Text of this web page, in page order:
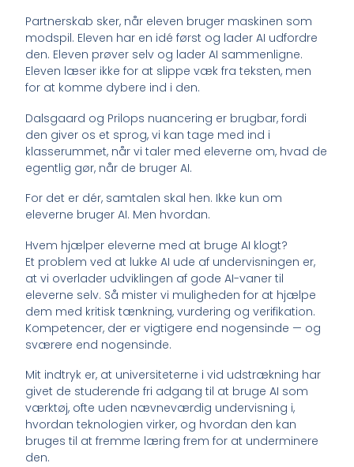
Partnerskab sker, når eleven bruger maskinen som
modspil. Eleven har en idé først og lader AI udfordre
den. Eleven prøver selv og lader AI sammenligne.
Eleven læser ikke for at slippe væk fra teksten, men
for at komme dybere ind i den.
Dalsgaard og Prilops nuancering er brugbar, fordi
den giver os et sprog, vi kan tage med ind i
klasserummet, når vi taler med eleverne om, hvad de
egentlig gør, når de bruger AI.
For det er dér, samtalen skal hen. Ikke kun om
eleverne bruger AI. Men hvordan.
Hvem hjælper eleverne med at bruge AI klogt?
Et problem ved at lukke AI ude af undervisningen er,
at vi overlader udviklingen af gode AI-vaner til
eleverne selv. Så mister vi muligheden for at hjælpe
dem med kritisk tænkning, vurdering og verifikation.
Kompetencer, der er vigtigere end nogensinde — og
sværere end nogensinde.
Mit indtryk er, at universiteterne i vid udstrækning har
givet de studerende fri adgang til at bruge AI som
værktøj, ofte uden nævneværdig undervisning i,
hvordan teknologien virker, og hvordan den kan
bruges til at fremme læring frem for at underminere
den.